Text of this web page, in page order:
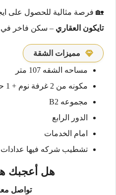
🏡 فرصة مثالية للحصول على
تايكون العقاري – سكن فاخر في
مميزات الشقة
مساحه الشقه 107 متر
مكونه من 2 غرفة نوم + 1 حمام + ريسبشن كبير + مطبخ
مجموعه B2
الدور الرابع
امام الخدمات
تشطيب شركه فيها عدادات
هل أعجبك
تواصل